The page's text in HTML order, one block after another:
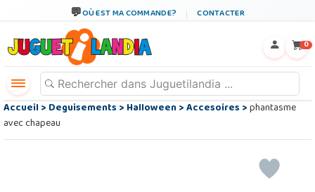
OÙ EST MA COMMANDE? CONTACTER
0
Accueil>Deguisements>Halloween>Accesoires>phantasme
avec chapeau